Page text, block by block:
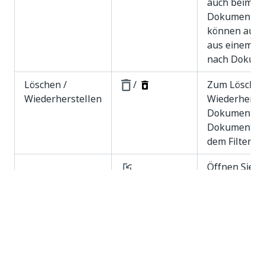
können
aus einem
nach
Löschen /
Wiederherstellen
/
Zum
Dokuments.
Dokumente
dem Filter
Öffnen Sie